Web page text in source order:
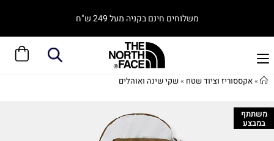
משלוחים חינם בקניה מעל 249 ש"ח
»אקססוריז וציוד שטח »שקי שינה ואוהלים
משתתף
במבצע